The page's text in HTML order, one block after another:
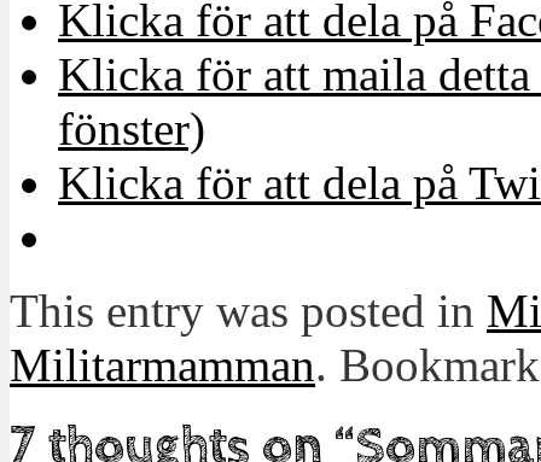
Klicka för att dela på
Klicka för att maila
fönster)
Klicka för att dela på
This entry was posted in
Militarmamman.
7 thoughts on “